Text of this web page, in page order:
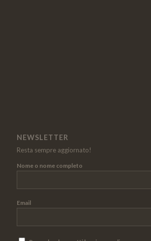
NEWSLETTER
Resta sempre aggiornato!
Nome o nome completo
Email